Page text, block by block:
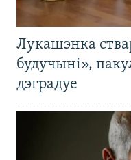
Лукашэнка
будучыні»,
дэградуе